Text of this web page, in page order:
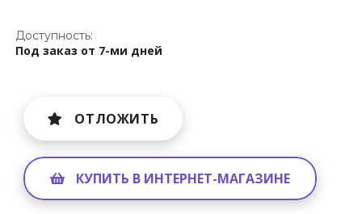
Доступность:
Под заказ от 7-ми дней
ОТЛОЖИТЬ
КУПИТЬ В ИНТЕРНЕТ-МАГАЗИНЕ